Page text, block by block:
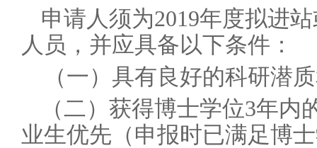
申请人须为2019年度拟进
人员，并应具备以下条件：
（一）具有良好的科研潜
（二）获得博士学位3年
业生优先（申报时已满足博